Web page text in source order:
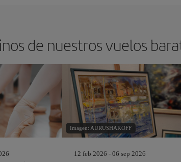
de nuestros vuelos
Imagen: AURUSHAKOFF
12 feb 2026 - 06 sep 2026